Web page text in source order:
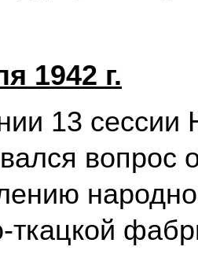
1942 г.
13 сессии
вопрос
ткацкой